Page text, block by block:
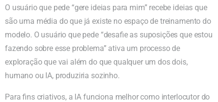
O usuário que pede “gere ideias para mim” recebe ideias que
são uma média do que já existe no espaço de treinamento do
modelo. O usuário que pede “desafie as suposições que estou
fazendo sobre esse problema” ativa um processo de
exploração que vai além do que qualquer um dos dois,
humano ou IA, produziria sozinho.
Para fins criativos, a IA funciona melhor como interlocutor do